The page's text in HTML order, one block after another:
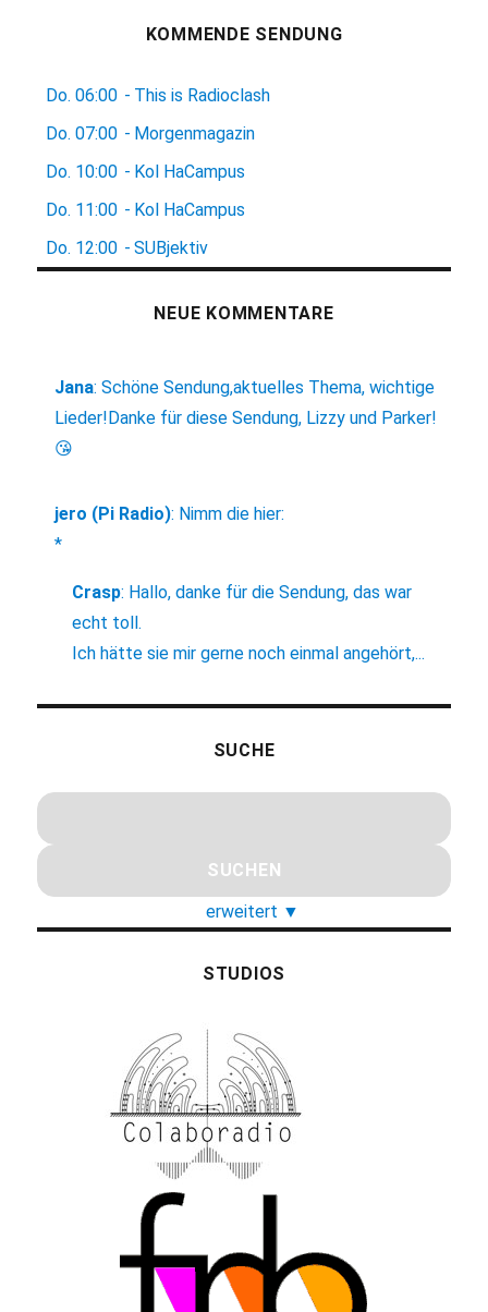
KOMMENDE SENDUNG
Do. 06:00 - This is Radioclash
Do. 07:00 - Morgenmagazin
Do. 10:00 - Kol HaCampus
Do. 11:00 - Kol HaCampus
Do. 12:00 - SUBjektiv
NEUE KOMMENTARE
Jana:Schöne Sendung,aktuelles Thema, wichtige
Lieder!Danke für diese Sendung, Lizzy und Parker!
😘
jero (Pi Radio): Nimm die hier:
*
Crasp: Hallo, danke für die Sendung, das war
echt toll.
Ich hätte sie mir gerne noch einmal angehört,...
SUCHE
erweitert ▼
STUDIOS